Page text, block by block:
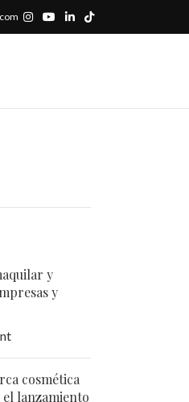
y
y
cosmética
el lanzamiento